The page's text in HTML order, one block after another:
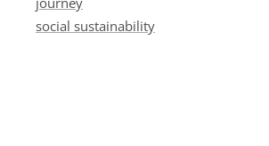
social sustainability